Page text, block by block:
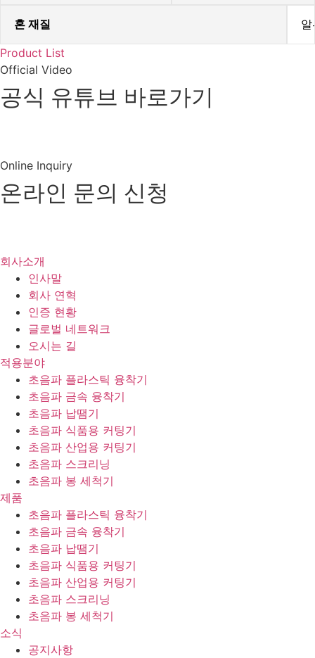
혼 재질 알
Product List
Official Video
공식 유튜브 바로가기
Online Inquiry
온라인 문의 신청
회사소개
인사말
회사 연혁
인증 현황
글로벌 네트워크
오시는 길
적용분야
초음파 플라스틱 융착기
초음파 금속 융착기
초음파 납땜기
초음파 식품용 커팅기
초음파 산업용 커팅기
초음파 스크리닝
초음파 봉 세척기
제품
초음파 플라스틱 융착기
초음파 금속 융착기
초음파 납땜기
초음파 식품용 커팅기
초음파 산업용 커팅기
초음파 스크리닝
초음파 봉 세척기
소식
공지사항